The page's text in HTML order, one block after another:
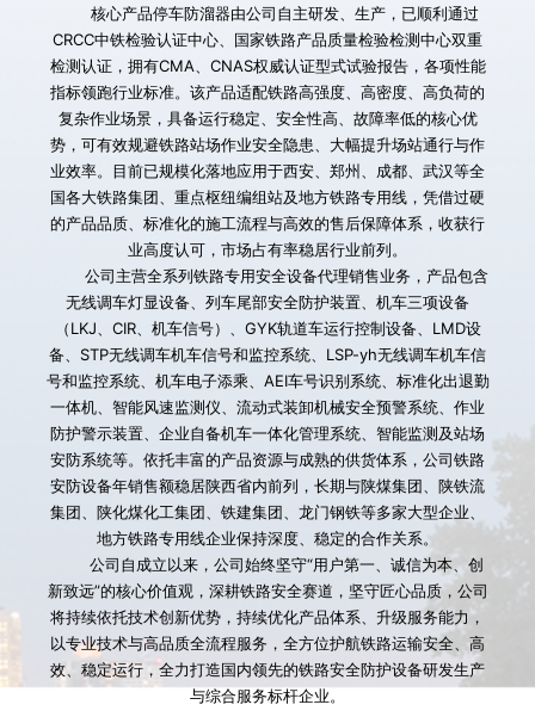
CRCC中铁检验认证中心、国家铁路产品质量检验检测中心双重
检测认证，拥有CMA、CNAS权威认证型式试验报告，各项性能
指标领跑行业标准。该产品适配铁路高强度、高密度、高负荷的
复杂作业场景，具备运行稳定、安全性高、故障率低的核心优
势，可有效规避铁路站场作业安全隐患、大幅提升场站通行与作
业效率。目前已规模化落地应用于西安、郑州、成都、武汉等全
国各大铁路集团、重点枢纽编组站及地方铁路专用线，凭借过硬
的产品品质、标准化的施工流程与高效的售后保障体系，收获行
业高度认可，市场占有率稳居行业前列。
无线调车灯显设备、列车尾部安全防护装置、机车三项设备
（LKJ、CIR、机车信号）、GYK轨道车运行控制设备、LMD设
备、STP无线调车机车信号和监控系统、LSP-yh无线调车机车信
号和监控系统、机车电子添乘、AEI车号识别系统、标准化出退勤
一体机、智能风速监测仪、流动式装卸机械安全预警系统、作业
防护警示装置、企业自备机车一体化管理系统、智能监测及站场
安防系统等。依托丰富的产品资源与成熟的供货体系，公司铁路
安防设备年销售额稳居陕西省内前列，长期与陕煤集团、陕铁流
集团、陕化煤化工集团、铁建集团、龙门钢铁等多家大型企业、
地方铁路专用线企业保持深度、稳定的合作关系。
新致远”的核心价值观，深耕铁路安全赛道，坚守匠心品质，公司
将持续依托技术创新优势，持续优化产品体系、升级服务能力，
以专业技术与高品质全流程服务，全方位护航铁路运输安全、高
效、稳定运行，全力打造国内领先的铁路安全防护设备研发生产
与综合服务标杆企业。